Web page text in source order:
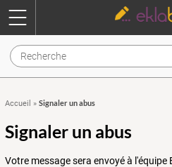
Accueil » Signaler un abus
Signaler un abus
Votre message sera envoyé à